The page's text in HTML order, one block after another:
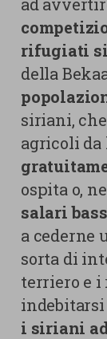
rifugiati
della
siriani,
agricoli
ospita o,
salari
a cederne
sorta di
terriero e i
i siriani